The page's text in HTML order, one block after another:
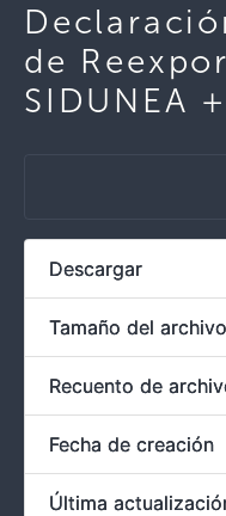
de
SIDUNEA
Descargar
Tamaño del archivo
Recuento de
Fecha de creación
Última